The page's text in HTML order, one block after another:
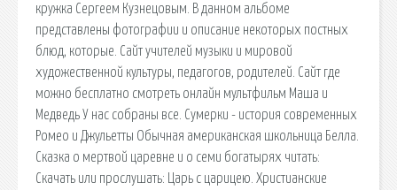
кружка Сергеем Кузнецовым. В данном альбоме
представлены фотографии и описание некоторых постных
блюд, которые. Сайт учителей музыки и мировой
художественной культуры, педагогов, родителей. Сайт где
можно бесплатно смотреть онлайн мультфильм Маша и
Медведь У нас собраны все. Сумерки - история современных
Ромео и Джульетты Обычная американская школьница Белла.
Сказка о мертвой царевне и о семи богатырях читать:
Скачать или прослушать: Царь с царицею. Христианские